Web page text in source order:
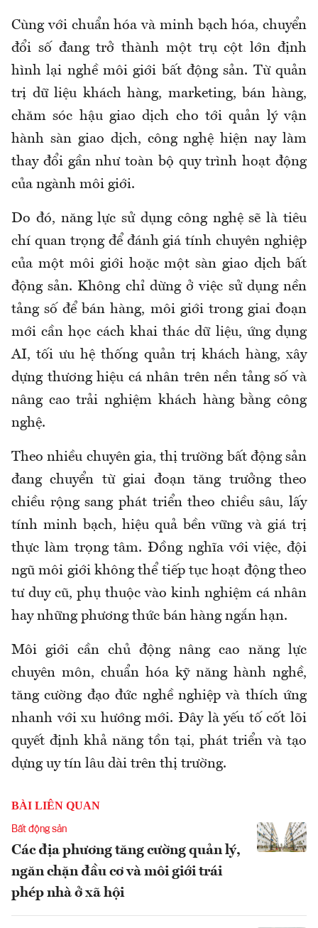
Cùng với chuẩn hóa và minh bạch hóa, chuyển
đổi số đang trở thành một trụ cột lớn định
hình lại nghề môi giới bất động sản. Từ quản
trị dữ liệu khách hàng, marketing, bán hàng,
chăm sóc hậu giao dịch cho tới quản lý vận
hành sàn giao dịch, công nghệ hiện nay làm
thay đổi gần như toàn bộ quy trình hoạt động
của ngành môi giới.
Do đó, năng lực sử dụng công nghệ sẽ là tiêu
chí quan trọng để đánh giá tính chuyên nghiệp
của một môi giới hoặc một sàn giao dịch bất
động sản. Không chỉ dừng ở việc sử dụng nền
tảng số để bán hàng, môi giới trong giai đoạn
mới cần học cách khai thác dữ liệu, ứng dụng
AI, tối ưu hệ thống quản trị khách hàng, xây
dựng thương hiệu cá nhân trên nền tảng số và
nâng cao trải nghiệm khách hàng bằng công
nghệ.
Theo nhiều chuyên gia, thị trường bất động sản
đang chuyển từ giai đoạn tăng trưởng theo
chiều rộng sang phát triển theo chiều sâu, lấy
tính minh bạch, hiệu quả bền vững và giá trị
thực làm trọng tâm. Đồng nghĩa với việc, đội
ngũ môi giới không thể tiếp tục hoạt động theo
tư duy cũ, phụ thuộc vào kinh nghiệm cá nhân
hay những phương thức bán hàng ngắn hạn.
Môi giới cần chủ động nâng cao năng lực
chuyên môn, chuẩn hóa kỹ năng hành nghề,
tăng cường đạo đức nghề nghiệp và thích ứng
nhanh với xu hướng mới. Đây là yếu tố cốt lõi
quyết định khả năng tồn tại, phát triển và tạo
dựng uy tín lâu dài trên thị trường.
BÀI LIÊN QUAN
Bất động sản
Các địa phương tăng cường quản lý,
ngăn chặn đầu cơ và môi giới trái
phép nhà ở xã hội